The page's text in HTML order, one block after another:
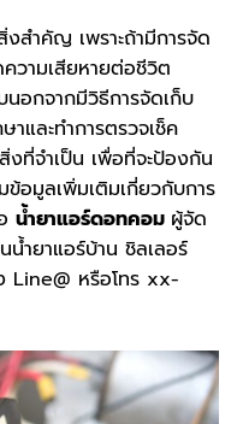
สำคัญ เพราะถ้ามีการจัด
ความเสียหายต่อชีวิต
อกจากมีวิธีการจัดเก็บ
และทำการตรวจเช็ค
ที่จำเป็น เพื่อที่จะป้องกัน
ข้อมูลเพิ่มเติมเกี่ยวกับการ
น้ำยาแอร์ดอทคอม ผู้จัด
น้ำยาแอร์บ้าน ชิลเลอร์
Line@ หรือโทร xx-